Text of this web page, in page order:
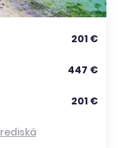
201 €
447 €
201 €